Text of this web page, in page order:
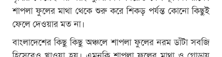
শাপলা ফুলের মাথা থেকে শুরু করে শিকড় পর্যন্ত কোনো কিছুই
ফেলে দেওয়ার মত না।
বাংলাদেশের কিছু কিছু অঞ্চলে শাপলা ফুলের নরম ডাঁটা সবজি